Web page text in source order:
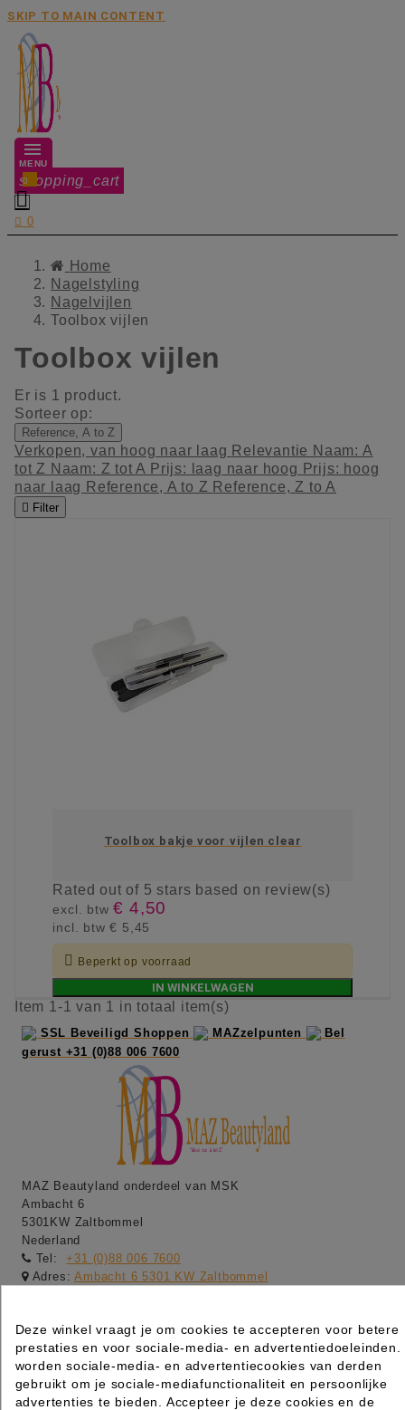
SKIP TO MAIN CONTENT
MENU
shopping_cart
0

 0
Home
Nagelstyling
Nagelvijlen
Toolbox vijlen
Toolbox vijlen
Er is 1 product.
Sorteer op:
Reference, A to Z
Verkopen, van hoog naar laag Relevantie Naam: A
tot Z Naam: Z tot A Prijs: laag naar hoog Prijs: hoog
naar laag Reference, A to Z Reference, Z to A
 Filter
Toolbox bakje voor vijlen clear
Ratedout of 5 stars based on review(s)
excl. btw€ 4,50
incl. btw€ 5,45
 Beperkt op voorraad
IN WINKELWAGEN
Item 1-1 van 1 in totaal item(s)
SSL Beveiligd Shoppen MAZzelpunten
Bel
gerust +31 (0)88 006 7600
MAZ Beautyland onderdeel van MSK
Ambacht 6
5301KW Zaltbommel
Nederland
Tel:
+31 (0)88 006 7600
Adres:Ambacht 6 5301 KW Zaltbommel
-maandag gesloten
-dinsdag t/m vrijdag van 09:00 tot 17:00
-zaterdag van 09:00 tot 13:00
Deze winkel vraagt je om cookies te accepteren voor betere
prestaties en voor sociale-media- en advertentiedoeleinden.
worden sociale-media- en advertentiecookies van derden
gebruikt om je sociale-mediafunctionaliteit en persoonlijke
advertenties te bieden. Accepteer je deze cookies en de